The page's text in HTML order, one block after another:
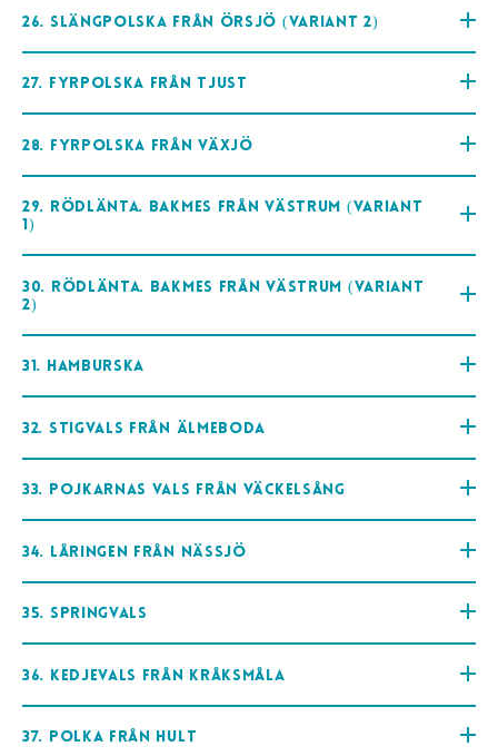
26. Slängpolska från Örsjö (variant 2)
27. Fyrpolska från Tjust
28. Fyrpolska från Växjö
29. Rödlänta. Bakmes från Västrum (variant
1)
30. Rödlänta. Bakmes från Västrum (variant
2)
31. Hamburska
32. Stigvals från Älmeboda
33. Pojkarnas vals från Väckelsång
34. Låringen från Nässjö
35. Springvals
36. Kedjevals från Kråksmåla
37. Polka från Hult